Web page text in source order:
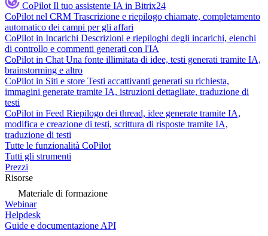
CoPilot Il tuo assistente IA in Bitrix24
CoPilot nel CRM Trascrizione e riepilogo chiamate, completamento
automatico dei campi per gli affari
CoPilot in Incarichi Descrizioni e riepiloghi degli incarichi, elenchi
di controllo e commenti generati con l'IA
CoPilot in Chat Una fonte illimitata di idee, testi generati tramite IA,
brainstorming e altro
CoPilot in Siti e store Testi accattivanti generati su richiesta,
immagini generate tramite IA, istruzioni dettagliate, traduzione di
testi
CoPilot in Feed Riepilogo dei thread, idee generate tramite IA,
modifica e creazione di testi, scrittura di risposte tramite IA,
traduzione di testi
Tutte le funzionalità CoPilot
Tutti gli strumenti
Prezzi
Risorse
Materiale di formazione
Webinar
Helpdesk
Guide e documentazione API